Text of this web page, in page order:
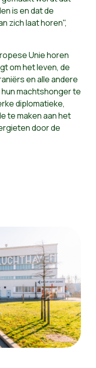
is en dat de
zich laat horen",
Unie horen
om het leven, de
en alle andere
machtshonger te
diplomatieke,
te maken aan het
door de